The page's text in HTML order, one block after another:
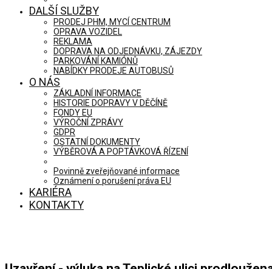
DALŠÍ SLUŽBY
PRODEJ PHM, MYCÍ CENTRUM
OPRAVA VOZIDEL
REKLAMA
DOPRAVA NA ODJEDNÁVKU, ZÁJEZDY
PARKOVÁNÍ KAMIÓNŮ
NABÍDKY PRODEJE AUTOBUSŮ
O NÁS
ZÁKLADNÍ INFORMACE
HISTORIE DOPRAVY V DĚČÍNĚ
FONDY EU
VÝROČNÍ ZPRÁVY
GDPR
OSTATNÍ DOKUMENTY
VÝBĚROVÁ A POPTÁVKOVÁ ŘÍZENÍ
Povinně zveřejňované informace
Oznámení o porušení práva EU
KARIÉRA
KONTAKTY